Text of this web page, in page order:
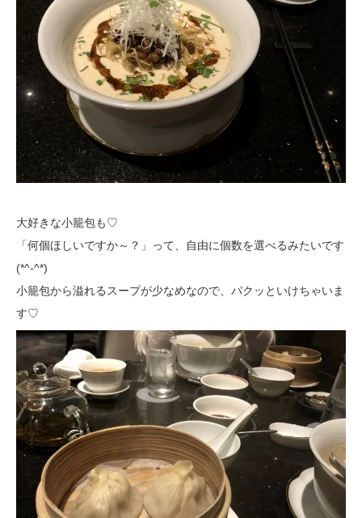
大好きな小籠包も♡
「何個ほしいですか～？」って、自由に個数を選べるみたいです
(*^-^*)
小籠包から溢れるスープが少なめなので、パクッといけちゃいま
す♡